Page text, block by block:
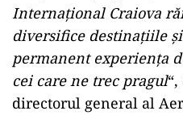
Internațional Craiova
diversifice destinațiile
permanent experiența
cei care ne trec pragul
directorul general al